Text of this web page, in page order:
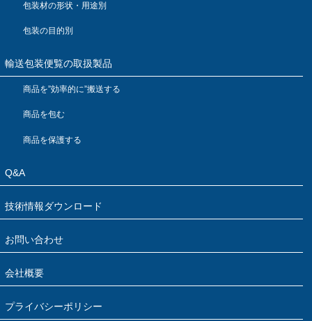
包装材の形状・用途別
包装の目的別
輸送包装便覧の取扱製品
商品を”効率的に”搬送する
商品を包む
商品を保護する
Q&A
技術情報ダウンロード
お問い合わせ
会社概要
プライバシーポリシー